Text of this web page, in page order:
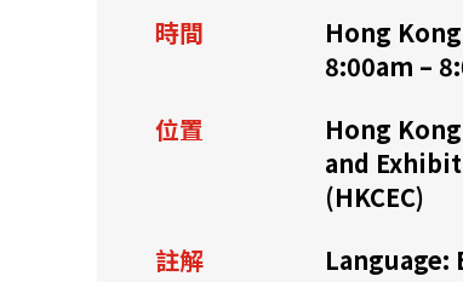
快速連結
資源中心 常見問題
時間
Hong
8:00am –
位置
Hong
and
(HKCEC)
註解
Language: